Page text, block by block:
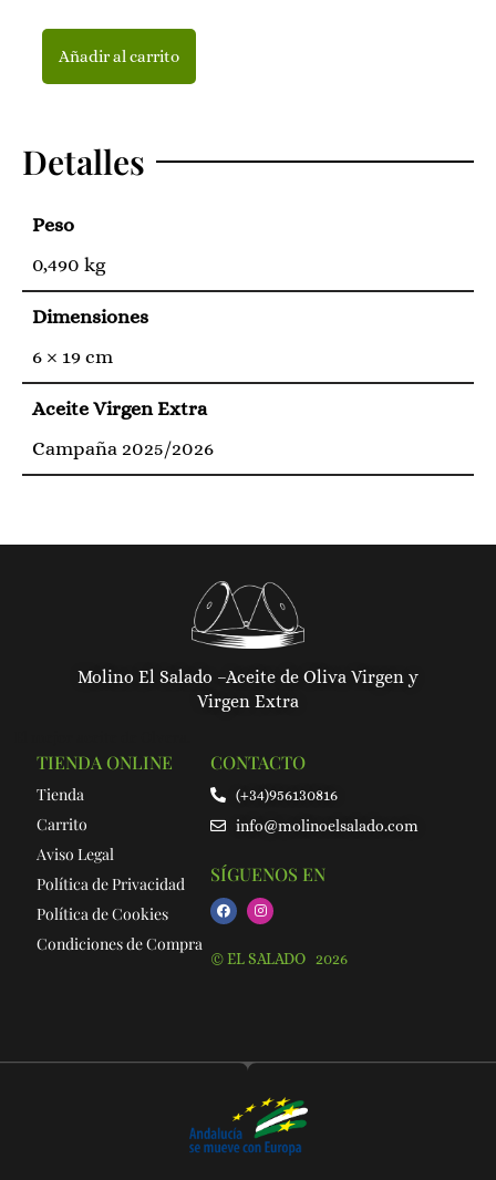
Añadir al carrito
Detalles
Peso
0,490 kg
Dimensiones
6 × 19 cm
Aceite Virgen Extra
Campaña 2025/2026
Molino El Salado –Aceite de Oliva Virgen y
Virgen Extra
TIENDA ONLINE
Tienda
Carrito
Aviso Legal
Política de Privacidad
Política de Cookies
Condiciones de Compra
CONTACTO
(+34)956130816
info@molinoelsalado.com
SÍGUENOS EN
© EL SALADO 2026